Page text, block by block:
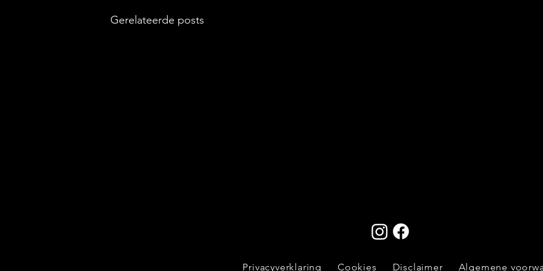
Gerelateerde posts
Privacyverklaring Cookies Disclaimer Algemene